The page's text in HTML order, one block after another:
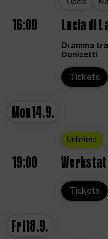
Opera
16:00 Lucia di
Dramma
Donizetti
Tickets
Mon14.9.
Unlimited
19:00
Tickets
Fri18.9.